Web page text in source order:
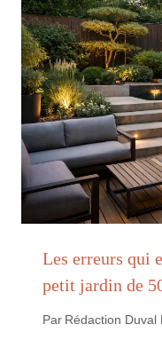
Les erreurs qui
petit jardin de
Par Rédaction Duval